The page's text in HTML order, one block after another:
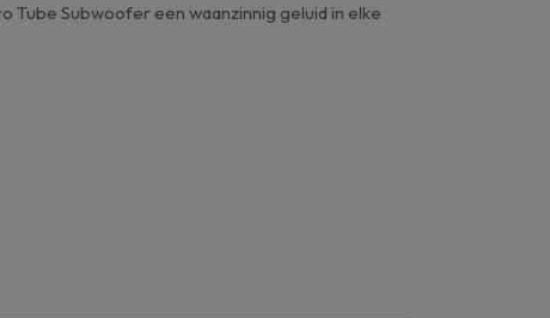
Subwoofer een waanzinnig geluid in elke